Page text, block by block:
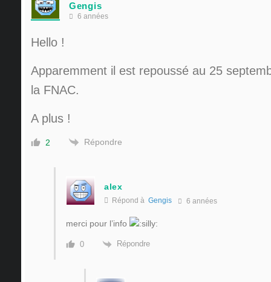
Gengis
6 années
Hello !
Apparemment il est repoussé au 25
la FNAC.
A plus !
2 Répondre
alex
Répond à Gengis 6 années
merci pour l’info
0 Répondre